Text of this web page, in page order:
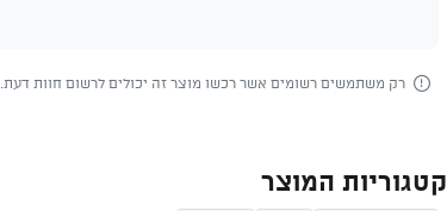
רק משתמשים רשומים אשר רכשו מוצר זה יכולים לרשום חוות דעת.
קטגוריות המוצר